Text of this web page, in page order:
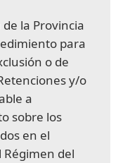
la Provincia
para
o de
y/o
a
sobre los
en el
del